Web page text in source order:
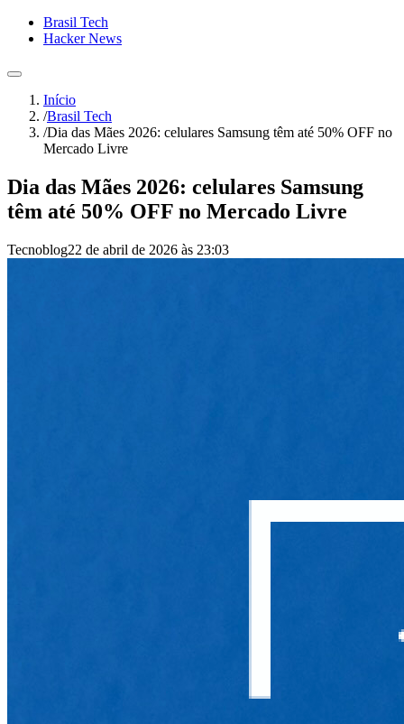
Brasil Tech
Hacker News
Início
/Brasil Tech
/Dia das Mães 2026: celulares Samsung têm até 50% OFF no
Mercado Livre
Dia das Mães 2026: celulares Samsung
têm até 50% OFF no Mercado Livre
Tecnoblog22 de abril de 2026 às 23:03